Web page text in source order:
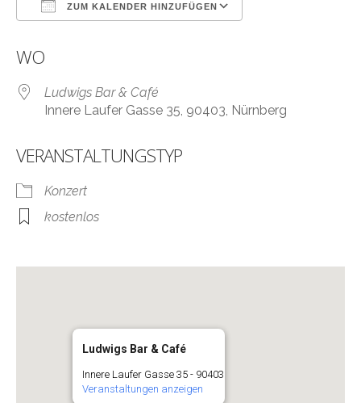
ZUM KALENDER HINZUFÜGEN
WO
Ludwigs Bar & Café
Innere Laufer Gasse 35, 90403, Nürnberg
VERANSTALTUNGSTYP
Konzert
kostenlos
Ludwigs Bar & Café
Innere Laufer Gasse 35 - 90403
Veranstaltungen anzeigen